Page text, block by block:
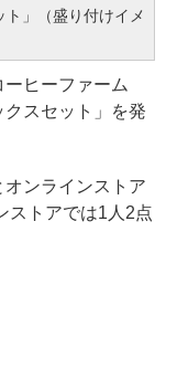
」（盛り付けイメ
ヒーファーム
スセット」を発
ンラインストア
ストアでは1人2点